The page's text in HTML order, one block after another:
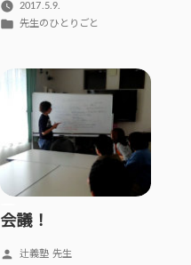
稿
者:
2017.5.9.
カ
リ
ー:
先生のひとりごと
会議！
投
辻義塾 先生